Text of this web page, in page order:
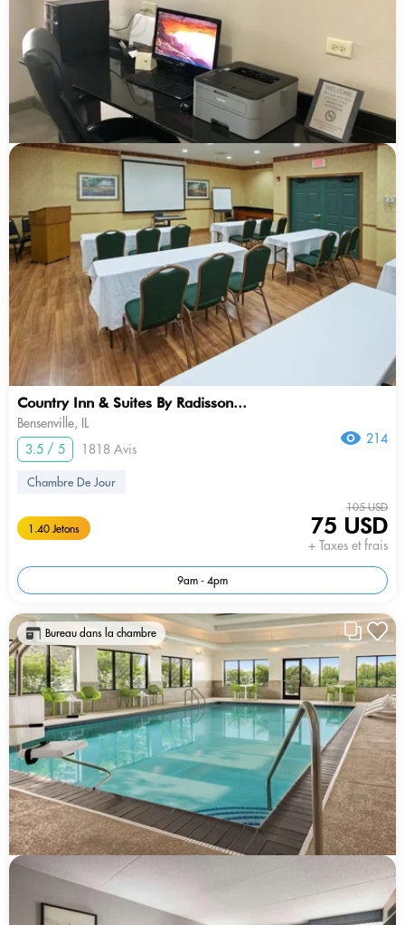
Country Inn & Suites By Radisson...
Bensenville, IL
3.5 / 5
1818 Avis
214
Chambre De Jour
1.40 Jetons
105 USD
75 USD
+ Taxes et frais
9am - 4pm
Bureau dans la chambre